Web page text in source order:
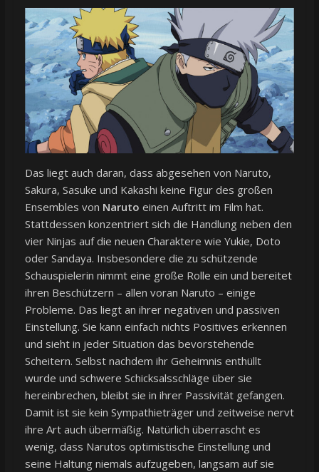
Das liegt auch daran, dass abgesehen von Naruto,
Sakura, Sasuke und Kakashi keine Figur des großen
Ensembles von Naruto einen Auftritt im Film hat.
Stattdessen konzentriert sich die Handlung neben den
vier Ninjas auf die neuen Charaktere wie Yukie, Doto
oder Sandaya. Insbesondere die zu schützende
Schauspielerin nimmt eine große Rolle ein und bereitet
ihren Beschützern – allen voran Naruto – einige
Probleme. Das liegt an ihrer negativen und passiven
Einstellung. Sie kann einfach nichts Positives erkennen
und sieht in jeder Situation das bevorstehende
Scheitern. Selbst nachdem ihr Geheimnis enthüllt
wurde und schwere Schicksalsschläge über sie
hereinbrechen, bleibt sie in ihrer Passivität gefangen.
Damit ist sie kein Sympathieträger und zeitweise nervt
ihre Art auch übermäßig. Natürlich überrascht es
wenig, dass Narutos optimistische Einstellung und
seine Haltung niemals aufzugeben, langsam auf sie